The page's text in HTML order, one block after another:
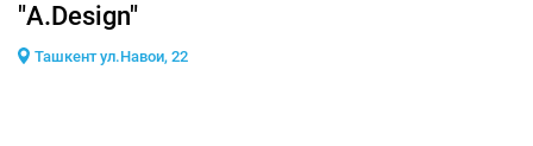
"A.Design"
Ташкент ул.Навои, 22